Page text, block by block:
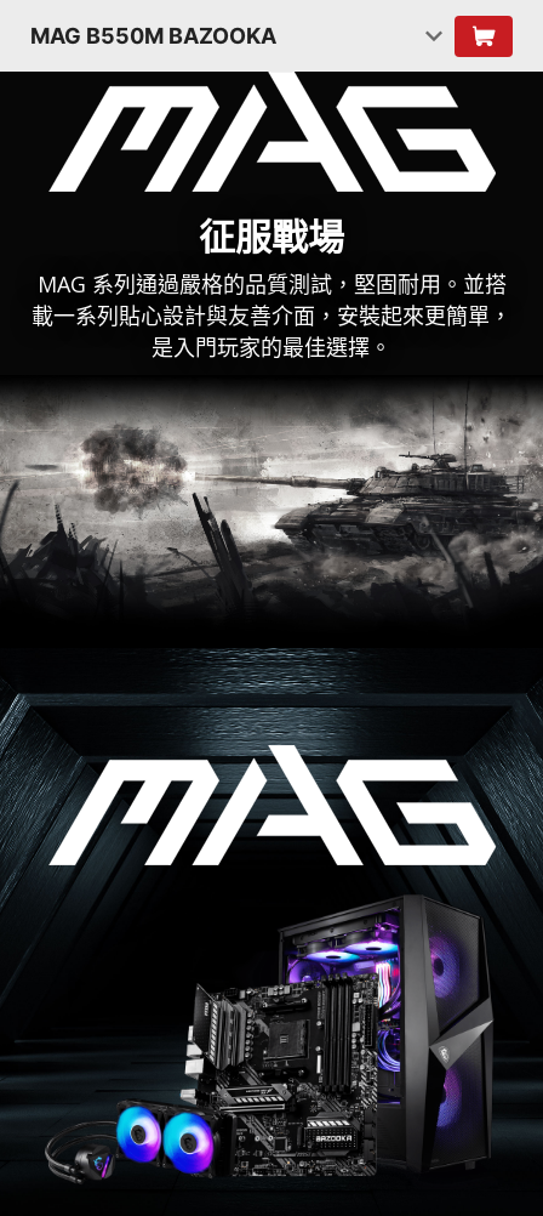
MAG B550M BAZOOKA
征服戰場
MAG 系列通過嚴格的品質測試，堅固耐用。並搭
載一系列貼心設計與友善介面，安裝起來更簡單，
是入門玩家的最佳選擇。